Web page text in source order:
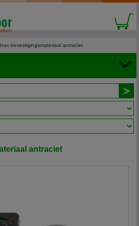
bevestigingsmateriaal antraciet
antraciet